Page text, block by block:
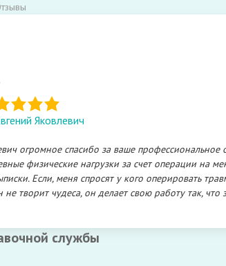
Яковлевич
огромное спасибо за ваше
физические нагрузки за счет операции на
Если, меня спросят у кого оперировать
не творит чудеса, он делает свою работу так,
службы